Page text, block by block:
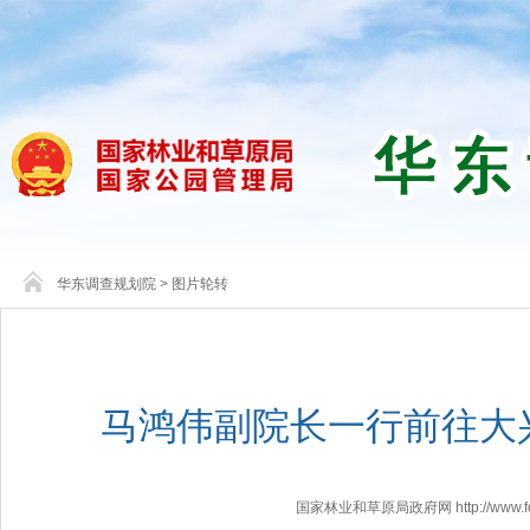
华东调查规划院 > 图片轮转
马鸿伟副院长一行前往
国家林业和草原局政府网 http://